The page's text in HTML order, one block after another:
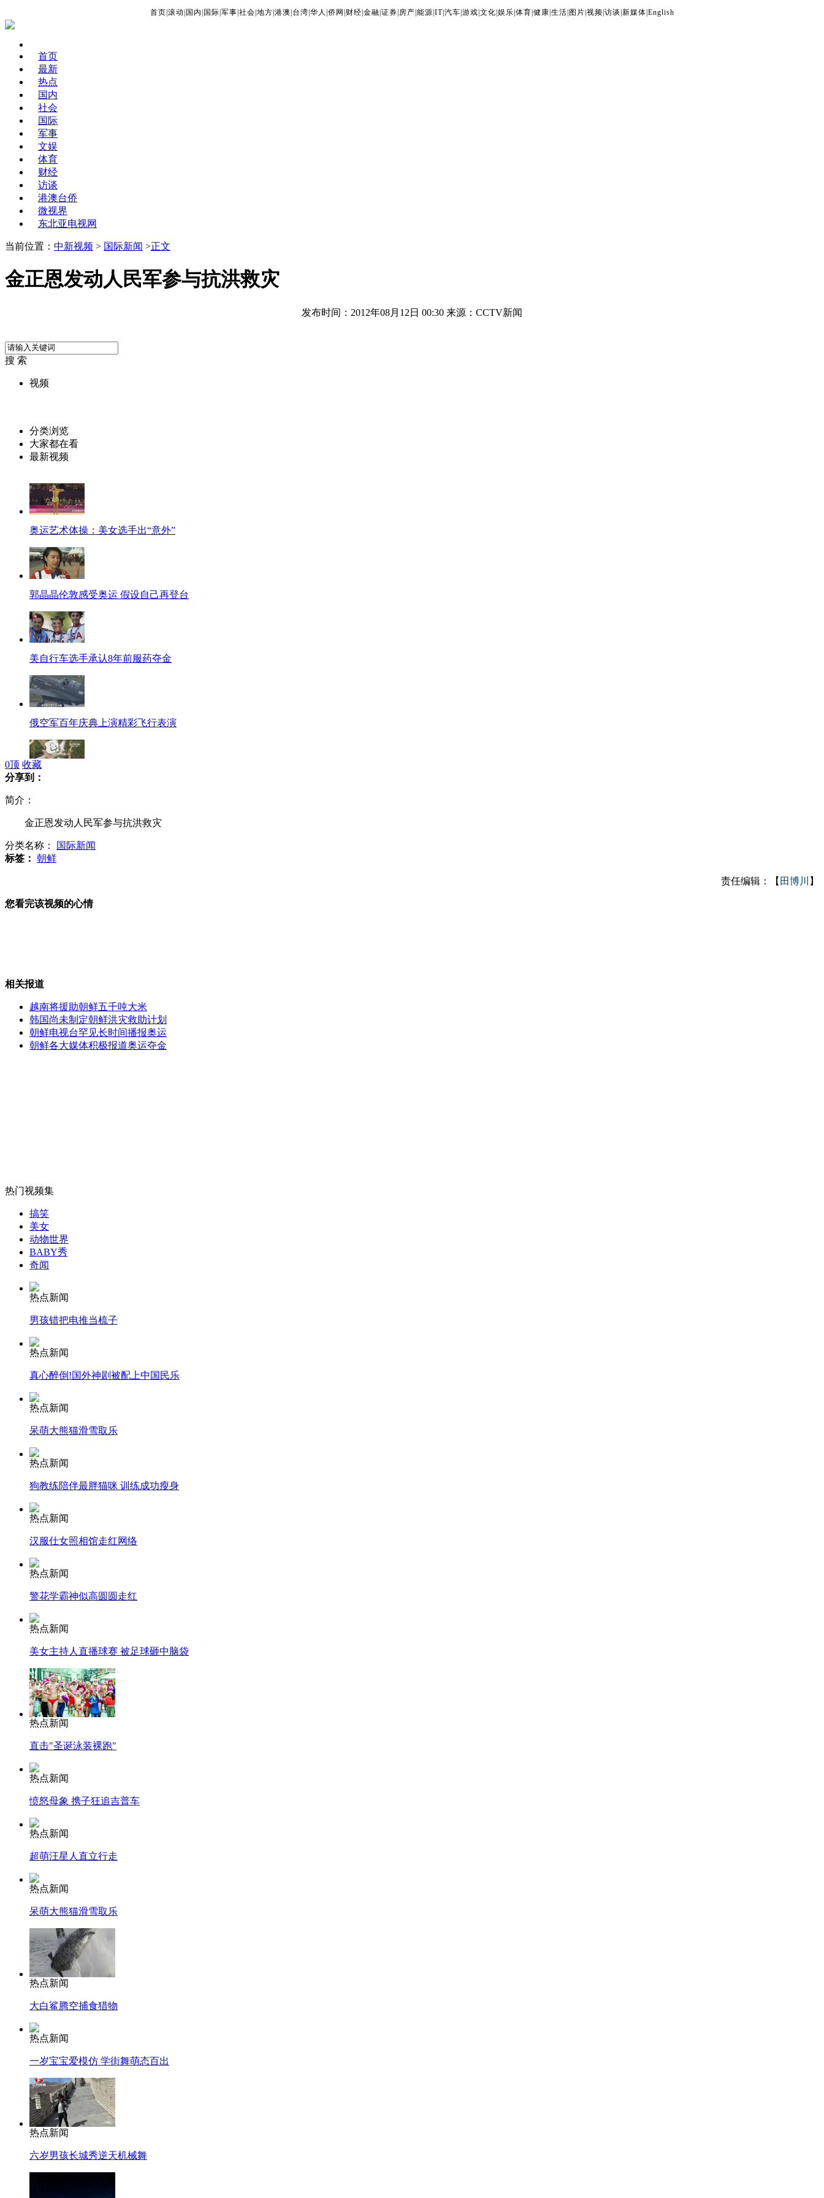
首页 滚动 国内 国际 军事 社会 地方 港澳 台湾 华人 侨网 财经 金融 证券 房产 能源 IT| 汽车 游戏 文化 娱乐 体育 健康 生活 图片 视频 访谈 新媒体 English
首页
最新
热点
国内
社会
国际
军事
文娱
体育
财经
访谈
港澳台侨
微视界
东北亚电视网
当前位置： 中新视频 > 国际新闻 >正文
金正恩发动人民军参与抗洪救灾
发布时间：2012年08月12日 00:30 来源：CCTV新闻
搜 索
视频
分类浏览
大家都在看
最新视频
奥运艺术体操：美女选手出“意外”
郭晶晶伦敦感受奥运 假设自己再登台
美自行车选手承认8年前服药夺金
俄空军百年庆典上演精彩飞行表演
暴雨导致104国道湖州段水漫塌方
刘翔进行后期康复 回国前将留在医院
北京出租车雨天多出车将获奖励
女孩北京地铁殴打老人 痛下狠手拳打脚踢
无痛分娩是否安全 医生回应
外交部：反对强权政治霸凌主义
外交部：有关国家言论片面不公正
安徽一实载49人客车翻车
消防员救轻生者
司机酒驾遇交警 急速倒车逃窜
0顶 收藏
分享到：
简介：
金正恩发动人民军参与抗洪救灾
分类名称：
国际新闻
标签： 朝鲜
责任编辑：【 田博川 】
您看完该视频的心情
相关报道
越南将援助朝鲜五千吨大米
韩国尚未制定朝鲜洪灾救助计划
朝鲜电视台罕见长时间播报奥运
朝鲜各大媒体积极报道奥运夺金
热门视频集
搞笑
美女
动物世界
BABY秀
奇闻
热点新闻
男孩错把电推当梳子
热点新闻
真心醉倒!国外神剧被配上中国民乐
热点新闻
呆萌大熊猫滑雪取乐
热点新闻
狗教练陪伴最胖猫咪 训练成功瘦身
热点新闻
汉服仕女照相馆走红网络
热点新闻
警花学霸神似高圆圆走红
热点新闻
美女主持人直播球赛 被足球砸中脑袋
热点新闻
直击"圣诞泳装裸跑"
热点新闻
愤怒母象 携子狂追吉普车
热点新闻
超萌汪星人直立行走
热点新闻
呆萌大熊猫滑雪取乐
热点新闻
大白鲨腾空捕食猎物
热点新闻
一岁宝宝爱模仿 学街舞萌态百出
热点新闻
六岁男孩长城秀逆天机械舞